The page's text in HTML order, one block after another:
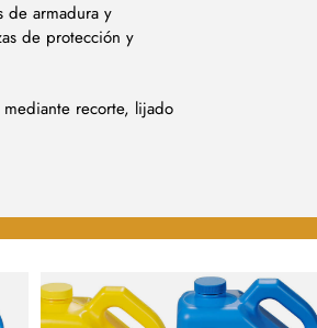
de armadura y
de protección y
recorte, lijado